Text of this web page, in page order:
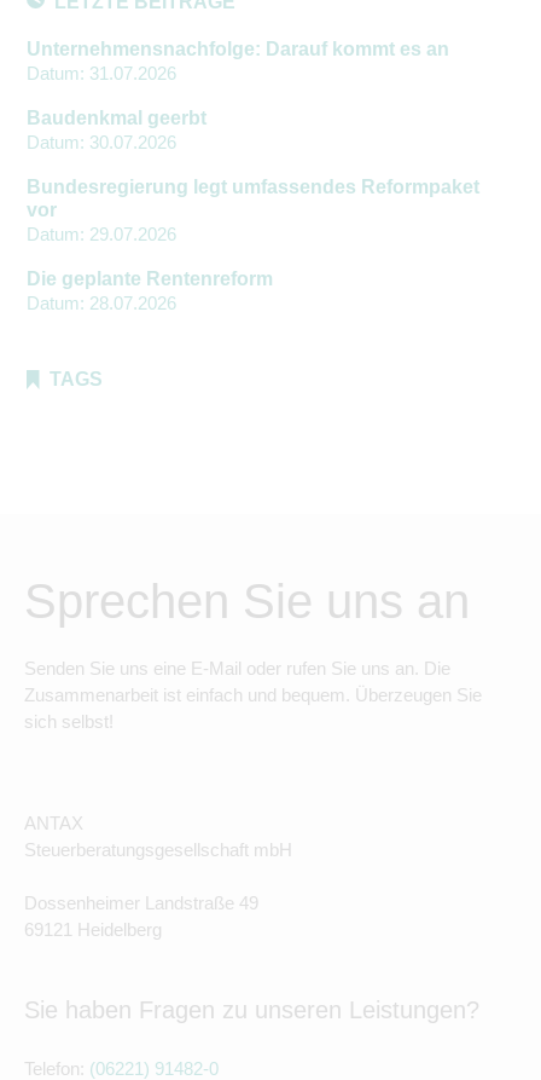
Unternehmensnachfolge: Darauf kommt es an
Datum: 31.07.2026
Baudenkmal geerbt
Datum: 30.07.2026
Bundesregierung legt umfassendes Reformpaket
vor
Datum: 29.07.2026
Die geplante Rentenreform
Datum: 28.07.2026
TAGS
Sprechen Sie uns an
Senden Sie uns eine E-Mail oder rufen Sie uns an. Die
Zusammenarbeit ist einfach und bequem. Überzeugen Sie
sich selbst!
ANTAX
Steuerberatungsgesellschaft mbH
Dossenheimer Landstraße 49
69121 Heidelberg
Sie haben Fragen zu unseren Leistungen?
Telefon: (06221) 91482-0